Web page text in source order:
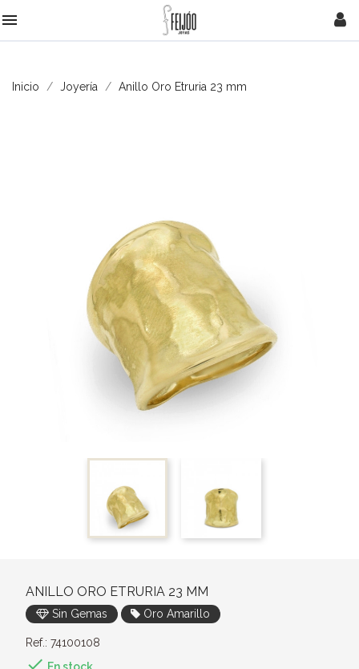

Inicio Joyería Anillo Oro Etruria 23 mm
ANILLO ORO ETRURIA 23 MM
Sin Gemas Oro Amarillo
Ref.: 74100108
